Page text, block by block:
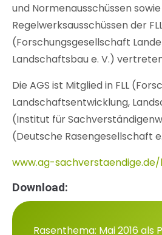
und Normenausschüssen
Regelwerksausschüssen der
(Forschungsgesellschaft
Landschaftsbau e. V.)
Die AGS ist Mitglied in FLL
Landschaftsentwicklung,
(Institut für
(Deutsche Rasengesellschaft
www.ag-
Download:
Rasenthema: Mai 2016 als